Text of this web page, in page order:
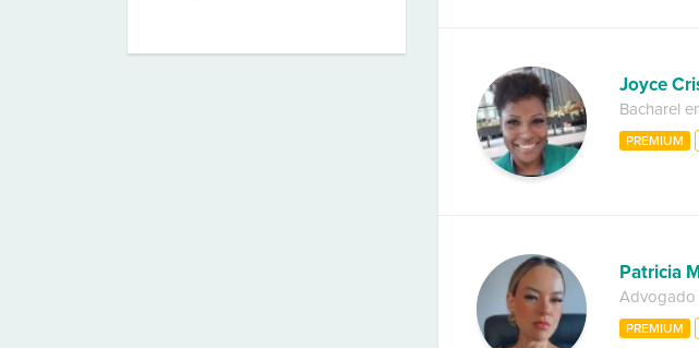
Joyce
Bacharel
PREMIUM
Patricia
Advogado
PREMIUM